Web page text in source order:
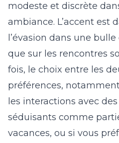
modeste et discrète
ambiance. L’accent est
l’évasion dans une
que sur les rencontres
fois, le choix entre les
préférences,
les interactions avec
séduisants comme
vacances, ou si vous